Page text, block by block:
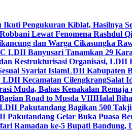
Pengukuran Kiblat, Hasilnya
Lewat Fenomena Rashdul
dan Warga Cikasungka
LDII Banyusari Tanamkan 29
Restrukturisasi Organisasi, LDII
Syariat IslamLDII Kabupaten
LDII Kecamatan CilengkrangSalat
Muda, Bahas Kenakalan
Road to Musda VIIIHalal
Pakutandang Bagikan 500
Pakutandang Gelar Buka Puasa
Ramadan ke-5 Bupati Bandung,